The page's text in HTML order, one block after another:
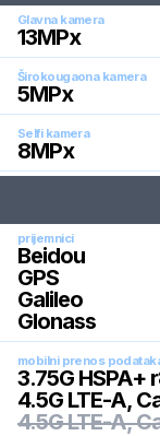
Glavna kamera
13MPx
Širokougaona kamera
5MPx
Selfi kamera
8MPx
prijemnici
Beidou
GPS
Galileo
Glonass
mobilni prenos
3.75G HSPA+
4.5G LTE-A,
4.5G LTE-A,